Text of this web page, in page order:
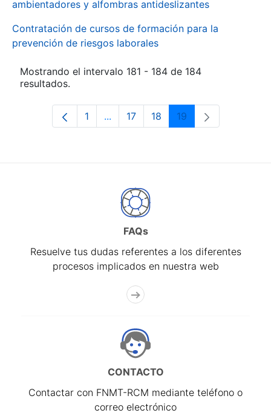
ambientadores y alfombras antideslizantes
Contratación de cursos de formación para la
prevención de riesgos laborales
Mostrando el intervalo 181 - 184 de 184
resultados.
Página
1 ...Páginas intermedias Use TAB para
Página
17 Página
18 Página
19
FAQs
Resuelve tus dudas referentes a los diferentes
procesos implicados en nuestra web
CONTACTO
Contactar con FNMT-RCM mediante teléfono o
correo electrónico